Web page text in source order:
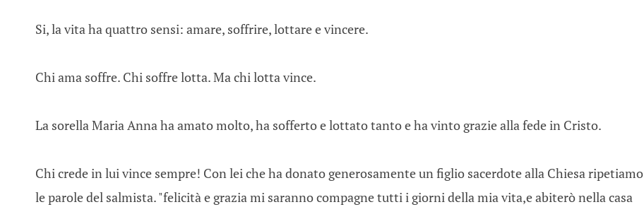
Si, la vita ha quattro sensi: amare, soffrire, lottare e vincere.
Chi ama soffre. Chi soffre lotta. Ma chi lotta vince.
La sorella Maria Anna ha amato molto, ha sofferto e lottato tanto e ha vinto grazie alla fede in Cristo.
Chi crede in lui vince sempre! Con lei che ha donato generosamente un figlio sacerdote alla Chiesa ripetiamo
le parole del salmista. "felicità e grazia mi saranno compagne tutti i giorni della mia vita,e abiterò nella casa